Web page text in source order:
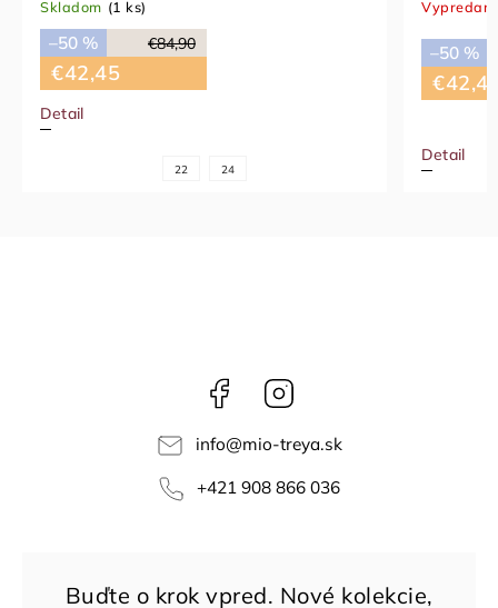
Facebook
info@mio-treya.sk
+421 908 866 036